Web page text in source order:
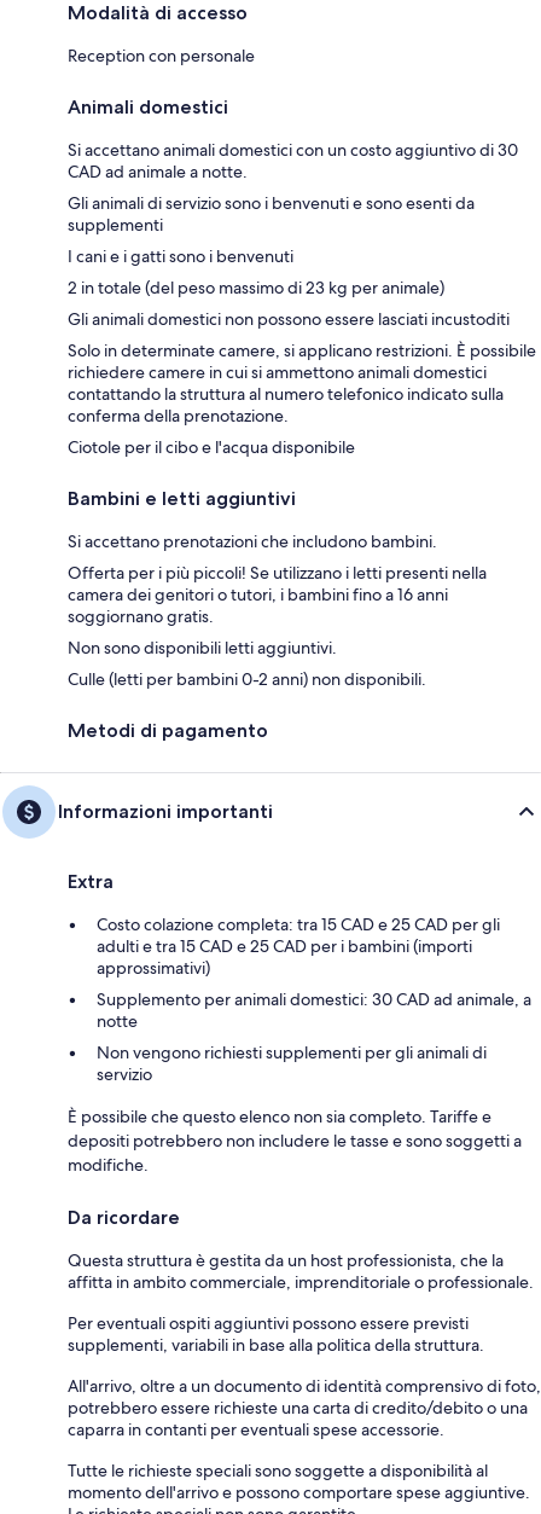
Modalità di accesso
Reception con personale
Animali domestici
Si accettano animali domestici con un costo aggiuntivo di 30
CAD ad animale a notte.
Gli animali di servizio sono i benvenuti e sono esenti da
supplementi
I cani e i gatti sono i benvenuti
2 in totale (del peso massimo di 23 kg per animale)
Gli animali domestici non possono essere lasciati incustoditi
Solo in determinate camere, si applicano restrizioni. È possibile
richiedere camere in cui si ammettono animali domestici
contattando la struttura al numero telefonico indicato sulla
conferma della prenotazione.
Ciotole per il cibo e l'acqua disponibile
Bambini e letti aggiuntivi
Si accettano prenotazioni che includono bambini.
Offerta per i più piccoli! Se utilizzano i letti presenti nella
camera dei genitori o tutori, i bambini fino a 16 anni
soggiornano gratis.
Non sono disponibili letti aggiuntivi.
Culle (letti per bambini 0-2 anni) non disponibili.
Metodi di pagamento
Informazioni importanti
Extra
Costo colazione completa: tra 15 CAD e 25 CAD per gli
adulti e tra 15 CAD e 25 CAD per i bambini (importi
approssimativi)
Supplemento per animali domestici: 30 CAD ad animale, a
notte
Non vengono richiesti supplementi per gli animali di
servizio
È possibile che questo elenco non sia completo. Tariffe e
depositi potrebbero non includere le tasse e sono soggetti a
modifiche.
Da ricordare
Questa struttura è gestita da un host professionista, che la
affitta in ambito commerciale, imprenditoriale o professionale.
Per eventuali ospiti aggiuntivi possono essere previsti
supplementi, variabili in base alla politica della struttura.
All'arrivo, oltre a un documento di identità comprensivo di foto,
potrebbero essere richieste una carta di credito/debito o una
caparra in contanti per eventuali spese accessorie.
Tutte le richieste speciali sono soggette a disponibilità al
momento dell'arrivo e possono comportare spese aggiuntive.